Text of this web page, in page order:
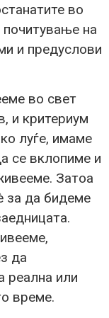
во
почитување на
и предуслови
во свет
и критериум
луѓе, имаме
се вклопиме и
Затоа
за да бидеме
да
реална или
време.